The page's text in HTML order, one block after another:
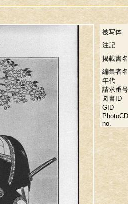
被写体
注記
掲載書名
編集者名
年代
請求番号
図書ID
GID
PhotoCD
no.